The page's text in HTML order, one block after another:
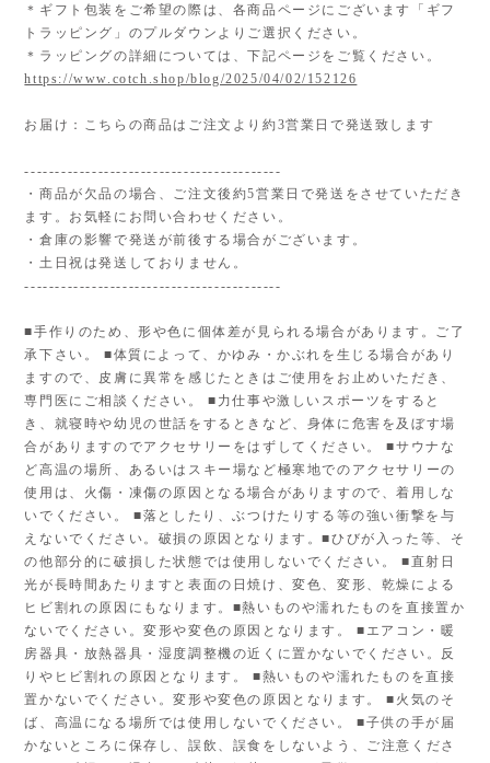
＊ギフト包装をご希望の際は、各商品ページにございます「ギフ
トラッピング」のプルダウンよりご選択ください。
＊ラッピングの詳細については、下記ページをご覧ください。
https://www.cotch.shop/blog/2025/04/02/152126
お届け：こちらの商品はご注文より約3営業日で発送致します
------------------------------------------
・商品が欠品の場合、ご注文後約5営業日で発送をさせていただき
ます。お気軽にお問い合わせください。
・倉庫の影響で発送が前後する場合がございます。
・土日祝は発送しておりません。
------------------------------------------
■手作りのため、形や色に個体差が見られる場合があります。ご了
承下さい。 ■体質によって、かゆみ・かぶれを生じる場合があり
ますので、皮膚に異常を感じたときはご使用をお止めいただき、
専門医にご相談ください。 ■力仕事や激しいスポーツをすると
き、就寝時や幼児の世話をするときなど、身体に危害を及ぼす場
合がありますのでアクセサリーをはずしてください。 ■サウナな
ど高温の場所、あるいはスキー場など極寒地でのアクセサリーの
使用は、火傷・凍傷の原因となる場合がありますので、着用しな
いでください。 ■落としたり、ぶつけたりする等の強い衝撃を与
えないでください。破損の原因となります。■ひびが入った等、そ
の他部分的に破損した状態では使用しないでください。 ■直射日
光が長時間あたりますと表面の日焼け、変色、変形、乾燥による
ヒビ割れの原因にもなります。■熱いものや濡れたものを直接置か
ないでください。変形や変色の原因となります。 ■エアコン・暖
房器具・放熱器具・湿度調整機の近くに置かないでください。反
りやヒビ割れの原因となります。 ■熱いものや濡れたものを直接
置かないでください。変形や変色の原因となります。 ■火気のそ
ば、高温になる場所では使用しないでください。 ■子供の手が届
かないところに保存し、誤飲、誤食をしないよう、ご注意くださ